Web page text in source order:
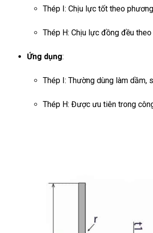
Thép I: Chịu lực tốt theo
Thép H: Chịu lực đồng đều
Ứng dụng:
Thép I: Thường dùng làm dầm,
Thép H: Được ưu tiên trong